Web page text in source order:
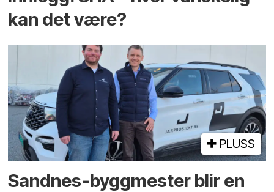
kan det være?
PLUSS
Sandnes-byggmester blir en